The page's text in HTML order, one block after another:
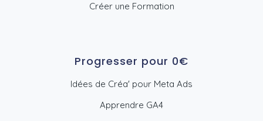
Créer une Formation
Progresser pour 0€
Idées de Créa' pour Meta Ads
Apprendre GA4